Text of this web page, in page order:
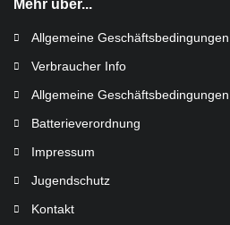
Mehr über...
Allgemeine Geschäftsbedingungen
Verbraucher Info
Allgemeine
Batterieverordnung
Impressum
Jugendschutz
Kontakt